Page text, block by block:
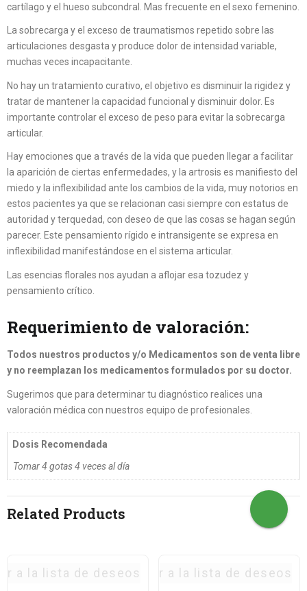
cartílago y el hueso subcondral. Mas frecuente en el sexo femenino.
La sobrecarga y el exceso de traumatismos repetido sobre las
articulaciones desgasta y produce dolor de intensidad variable,
muchas veces incapacitante.
No hay un tratamiento curativo, el objetivo es disminuir la rigidez y
tratar de mantener la capacidad funcional y disminuir dolor. Es
importante controlar el exceso de peso para evitar la sobrecarga
articular.
Hay emociones que a través de la vida que pueden llegar a facilitar
la aparición de ciertas enfermedades, y la artrosis es manifiesto del
miedo y la inflexibilidad ante los cambios de la vida, muy notorios en
estos pacientes ya que se relacionan casi siempre con estatus de
autoridad y terquedad, con deseo de que las cosas se hagan según
parecer. Este pensamiento rígido e intransigente se expresa en
inflexibilidad manifestándose en el sistema articular.
Las esencias florales nos ayudan a aflojar esa tozudez y
pensamiento crítico.
Requerimiento de valoración:
Todos nuestros productos y/o Medicamentos son de venta libre
y no reemplazan los medicamentos formulados por su doctor.
Sugerimos que para determinar tu diagnóstico realices una
valoración médica con nuestros equipo de profesionales.
Dosis Recomendada
Tomar 4 gotas 4 veces al día
Related Products
a la lista de deseosAgregar a la lista de deseos